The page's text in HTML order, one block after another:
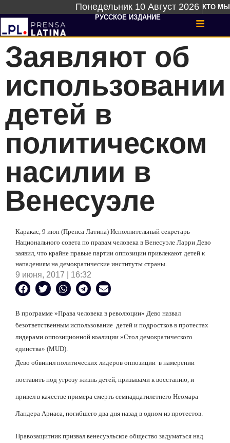
Понедельник 10 Август 2026 КТО МЫ
РУССКОЕ ИЗДАНИЕ
Заявляют об
использовании
детей в
политическом
насилии в
Венесуэле
Каракас, 9 июн (Пренса Латина) Исполнительный секретарь
Национального совета по правам человека в Венесуэле Ларри Дево
заявил, что крайне правые партии оппозиции привлекают детей к
нападениям на демократические институты страны.
9 июня, 2017 | 16:32
В программе »Права человека в революции» Дево назвал
безответственным использование детей и подростков в протестах
лидерами оппозиционной коалиции »Стол демократического
единства» (MUD).
Дево обвинил политических лидеров оппозиции в намерении
поставить под угрозу жизнь детей, призывами к восстанию, и
привел в качестве примера смерть семнадцатилетнего Неомара
Ландера Ариаса, погибшего два дня назад в одном из протестов.
Правозащитник призвал венесуэльское общество задуматься над